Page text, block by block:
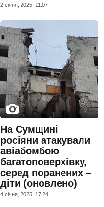
2 сiчня, 2025, 11:07
На Сумщині
росіяни атакували
авіабомбою
багатоповерхівку,
серед поранених –
діти (оновлено)
4 сiчня, 2025, 17:24